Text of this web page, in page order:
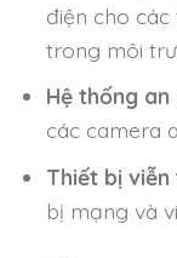
điện cho
trong môi
Hệ thống
các camera
Thiết bị viễn
bị mạng và